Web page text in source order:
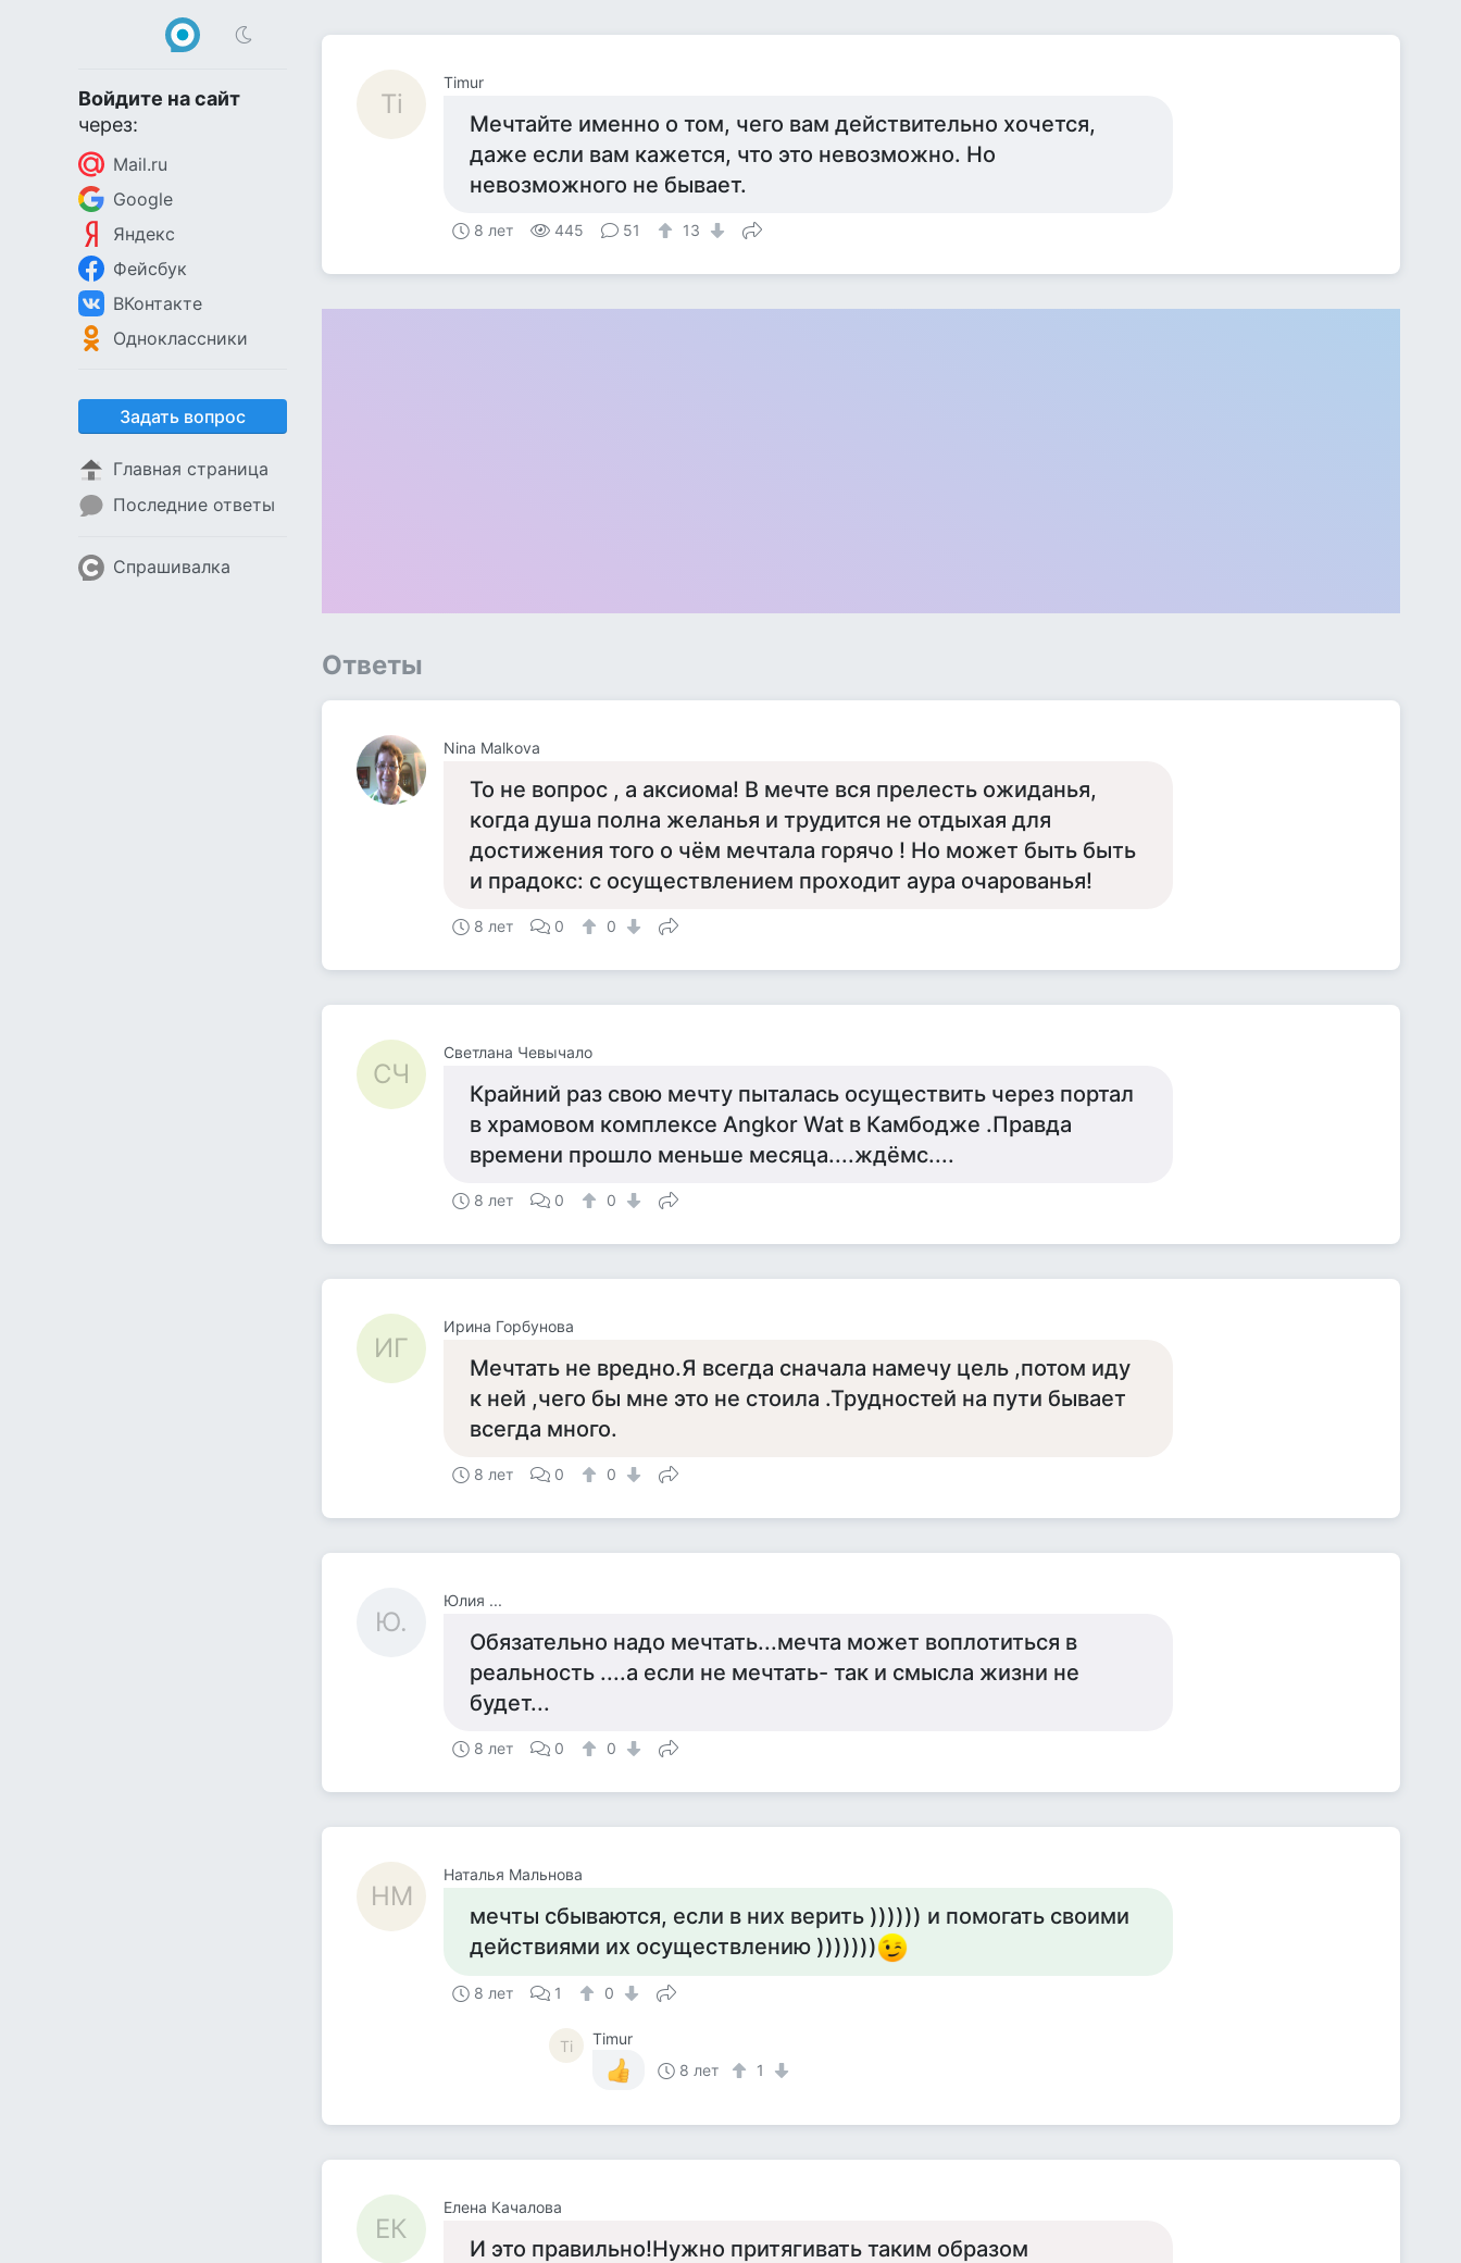
Войдите на сайт
через:
Mail.ru
Google
Яндекс
Фейсбук
ВКонтакте
Одноклассники
Задать вопрос
Главная страница
Последние ответы
Спрашивалка
Ti
Timur
Мечтайте именно о том, чего вам действительно хочется,
даже если вам кажется, что это невозможно. Но
невозможного не бывает.
8 лет 445 51 13
Ответы
Nina Malkova
То не вопрос , а аксиома! В мечте вся прелесть ожиданья,
когда душа полна желанья и трудится не отдыхая для
достижения того о чём мечтала горячо ! Но может быть быть
и прадокс: с осуществлением проходит аура очарованья!
8 лет 0 0
СЧ
Светлана Чевычало
Крайний раз свою мечту пыталась осуществить через портал
в храмовом комплексе Angkor Wat в Камбодже .Правда
времени прошло меньше месяца....ждёмс....
8 лет 0 0
ИГ
Ирина Горбунова
Мечтать не вредно.Я всегда сначала намечу цель ,потом иду
к ней ,чего бы мне это не стоила .Трудностей на пути бывает
всегда много.
8 лет 0 0
Ю.
Юлия ...
Обязательно надо мечтать...мечта может воплотиться в
реальность ....а если не мечтать- так и смысла жизни не
будет...
8 лет 0 0
НМ
Наталья Мальнова
мечты сбываются, если в них верить )))))) и помогать своими
действиями их осуществлению )))))))
8 лет 1 0
Ti
Timur
8 лет
1
ЕК
Елена Качалова
И это правильно!Нужно притягивать таким образом